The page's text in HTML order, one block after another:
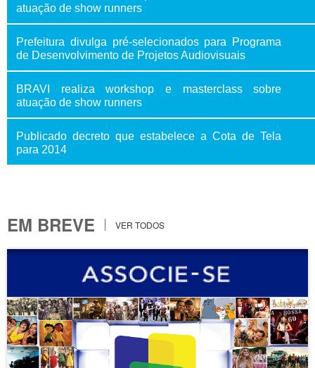
atuação de show runners
Prefeitura divulga pré-selecionados para Programa
de Desenvolvimento de Projetos Audiovisuais
BRAVI realiza workshop e masterclass sobre
atuação de show runners
Publicado decreto que estabelece a Cota de Tela
para 2014
EM BREVE VER TODOS